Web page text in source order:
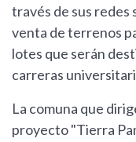
través de sus redes
venta de terrenos
lotes que serán
carreras
La comuna que
proyecto "Tierra